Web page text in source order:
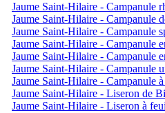
Jaume Saint-Hilaire - Campanule
Jaume Saint-Hilaire - Campanule
Jaume Saint-Hilaire - Campanule
Jaume Saint-Hilaire - Campanule
Jaume Saint-Hilaire - Campanule
Jaume Saint-Hilaire - Campanule
Jaume Saint-Hilaire - Campanule
Jaume Saint-Hilaire - Liseron de
Jaume Saint-Hilaire - Liseron à